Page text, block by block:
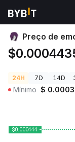
Preços de
Preço de
24H 7D 14D
Mínimo $